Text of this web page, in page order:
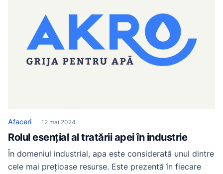
Afaceri 12 mai 2024
Rolul esențial al tratării apei în industrie
În domeniul industrial, apa este considerată unul dintre
cele mai prețioase resurse. Este prezentă în fiecare